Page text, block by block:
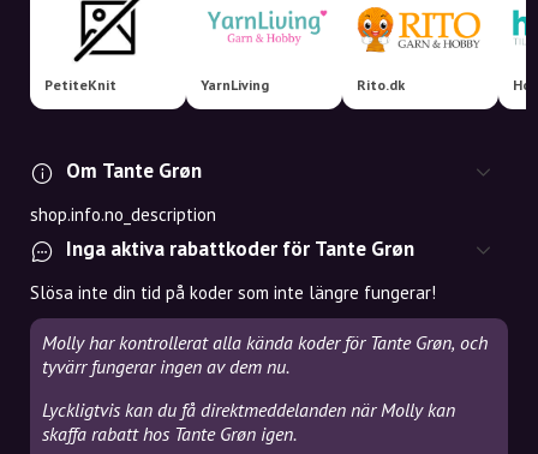
PetiteKnit YarnLiving Rito.dk
Om Tante Grøn
shop.info.no_description
Inga aktiva rabattkoder för Tante Grøn
Slösa inte din tid på koder som inte längre fungerar!
Molly har kontrollerat alla kända koder för Tante Grøn, och
tyvärr fungerar ingen av dem nu.
Lyckligtvis kan du få direktmeddelanden när Molly kan
skaffa rabatt hos Tante Grøn igen.